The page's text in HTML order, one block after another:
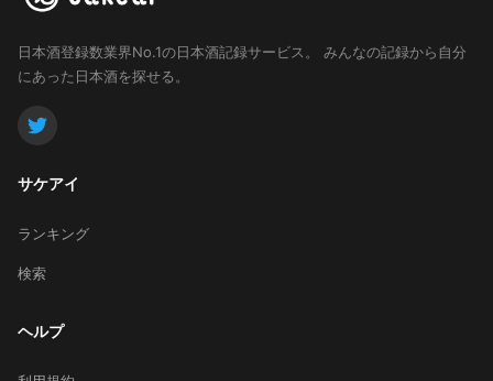
日本酒登録数業界No.1の日本酒記録サービス。
みんなの記録から自分
にあった日本酒を探せる。
サケアイ
ランキング
検索
ヘルプ